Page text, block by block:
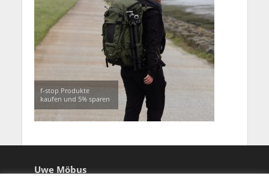
f-stop Produkte
kaufen und 5% sparen
Uwe Möbus